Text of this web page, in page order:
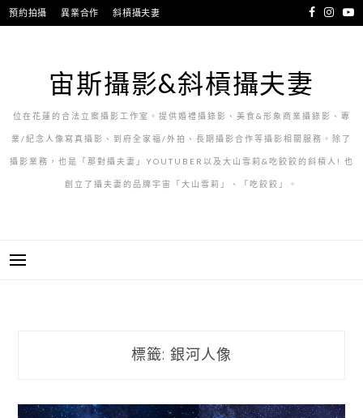
跳
至
預約拍攝 異業合作 斜槓攝夫妻
宙斯攝影&斜槓攝夫妻
位在花蓮的合法立案攝影工作室。提供婚禮攝錄影、美食&形象商業攝錄影、專
業/紀念人像寫真攝影、到府全家福/外拍、長期攝影合作等攝影相關服務。除了
攝影業務，也是「那對攝夫妻」YOUTUBER以及大山雪莉&吃餃餃的斜槓人! 也
創立了攝夫妻的品牌宇宙「大山雪莉」、「吃餃餃」。
標籤: 銀河人像